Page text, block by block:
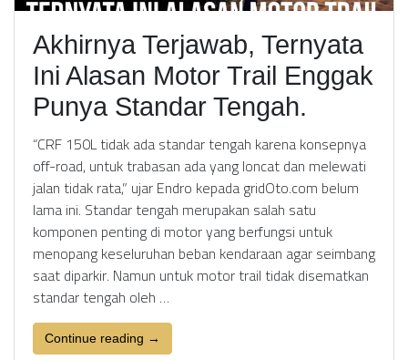
Akhirnya Terjawab, Ternyata
Ini Alasan Motor Trail Enggak
Punya Standar Tengah.
“CRF 150L tidak ada standar tengah karena konsepnya
off-road, untuk trabasan ada yang loncat dan melewati
jalan tidak rata,” ujar Endro kepada gridOto.com belum
lama ini. Standar tengah merupakan salah satu
komponen penting di motor yang berfungsi untuk
menopang keseluruhan beban kendaraan agar seimbang
saat diparkir. Namun untuk motor trail tidak disematkan
standar tengah oleh …
Continue reading →